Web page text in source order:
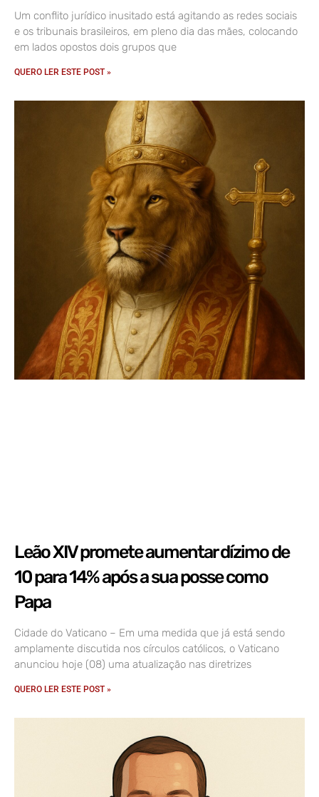
Um conflito jurídico inusitado está agitando as redes sociais
e os tribunais brasileiros, em pleno dia das mães, colocando
em lados opostos dois grupos que
QUERO LER ESTE POST »
Leão XIV promete aumentar dízimo de
10 para 14% após a sua posse como
Papa
Cidade do Vaticano – Em uma medida que já está sendo
amplamente discutida nos círculos católicos, o Vaticano
anunciou hoje (08) uma atualização nas diretrizes
QUERO LER ESTE POST »